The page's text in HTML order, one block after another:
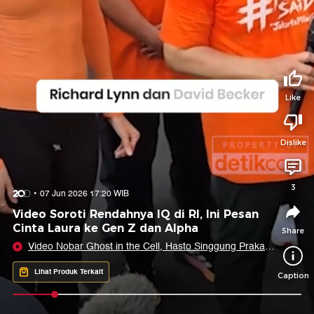
Like
Dislike
3
Share
Caption
07 Jun 2026 17:20 WIB
Video Soroti Rendahnya IQ di RI, Ini Pesan
Cinta Laura ke Gen Z dan Alpha
Video Nobar Ghost in the Cell, Hasto Singgung Prakasa
Kitabuming dari Solo
Lihat Produk Terkait
Whatsapp Telegram
Copy Link Copy Embed
Copy Embed &
Caption
Suka video ini?
Login untuk menyampaikan pendapat.
Masuk
Tidak suka video ini?
Login untuk menyampaikan pendapat.
Masuk